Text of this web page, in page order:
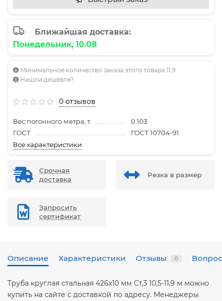
Ближайшая доставка:
Понедельник, 10.08
Минимальное количество заказа этого товара 11.9
Нашли дешевле?
0 отзывов
Вес погонного метра, т.
0.103
ГОСТ
ГОСТ 10704-91
Все характеристики
Срочная
доставка
Резка в размер
Запросить
сертификат
Описание Характеристики Отзывы 0
Труба круглая стальная 426х10 мм Ст,3 10,5-11,9 м можно
купить на сайте с доставкой по адресу. Менеджеры